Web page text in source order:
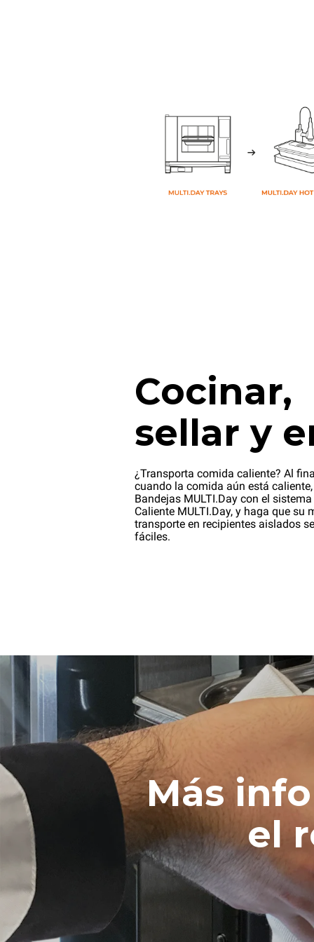
Cocinar,
sellar y
¿Transporta comida caliente? Al
cuando la comida aún está
Bandejas MULTI.Day con el
Caliente MULTI.Day, y haga que su
transporte en recipientes aislados
fáciles.
Más
el